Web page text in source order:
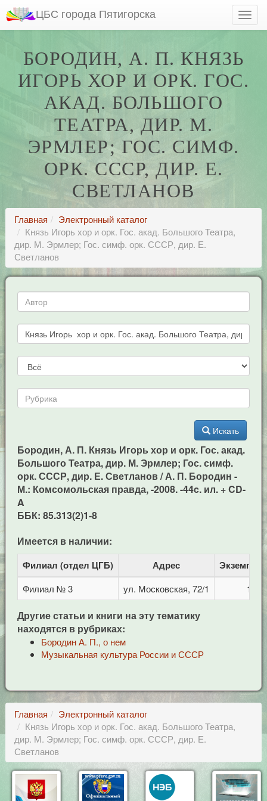
ЦБС города Пятигорска
БОРОДИН, А. П. КНЯЗЬ
ИГОРЬ ХОР И ОРК. ГОС.
АКАД. БОЛЬШОГО
ТЕАТРА, ДИР. М.
ЭРМЛЕР; ГОС. СИМФ.
ОРК. СССР, ДИР. Е.
СВЕТЛАНОВ
Главная
Электронный каталог
Князь Игорь хор и орк. Гос. акад. Большого Театра,
дир. М. Эрмлер; Гос. симф. орк. СССР, дир. Е.
Светланов
Искать
Бородин, А. П. Князь Игорь хор и орк. Гос. акад.
Большого Театра, дир. М. Эрмлер; Гос. симф.
орк. СССР, дир. Е. Светланов / А. П. Бородин -
М.: Комсомольская правда, -2008. -44c. ил. + CD-
A
ББК: 85.313(2)1-8
Имеется в наличии:
Филиал (отдел ЦГБ) Адрес
Филиал № 3 ул. Московская, 72/1 1
Другие статьи и книги на эту тематику
находятся в рубриках:
Бородин А. П., о нем
Музыкальная культура России и СССР
Главная
Электронный каталог
Князь Игорь хор и орк. Гос. акад. Большого Театра,
дир. М. Эрмлер; Гос. симф. орк. СССР, дир. Е.
Светланов